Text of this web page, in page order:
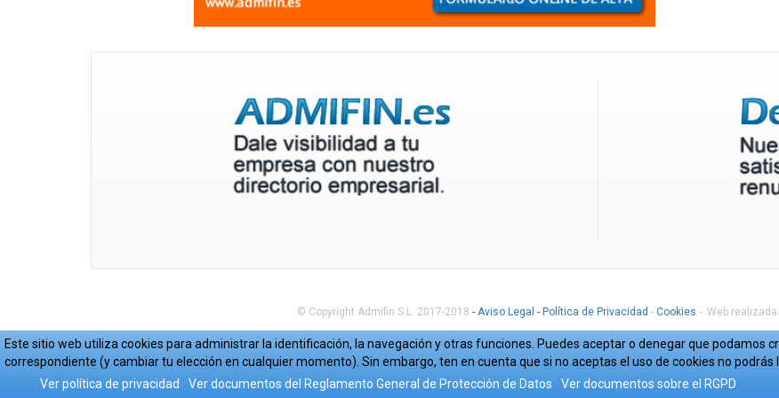
© Copyright Admifin S.L. 2017-2018 - Aviso Legal - Política de Privacidad - Cookies - Web realizada
Este sitio web utiliza cookies para administrar la identificación, la navegación y otras funciones. Puedes aceptar o denegar que podamos
correspondiente (y cambiar tu elección en cualquier momento). Sin embargo, ten en cuenta que si no aceptas el uso de cookies no
Ver política de privacidad
Ver documentos del Reglamento General de Protección de Datos
Ver documentos sobre el RGPD